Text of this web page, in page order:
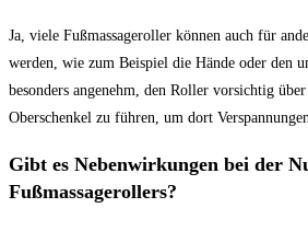
Ja, viele Fußmassageroller ⁤können auch für
werden, wie zum Beispiel die‌ Hände oder den
besonders angenehm, den ⁢Roller vorsichtig
Oberschenkel zu führen, um dort
Gibt es Nebenwirkungen bei der
Fußmassagerollers?